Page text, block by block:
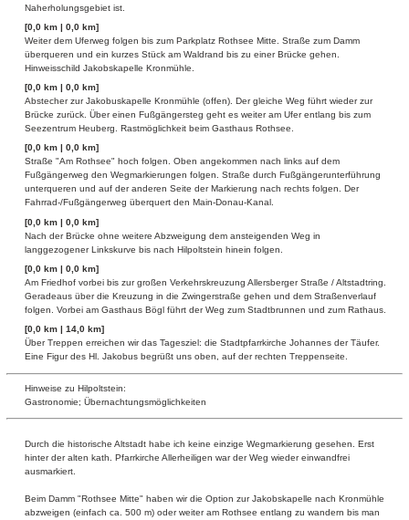
Naherholungsgebiet ist.
[0,0 km | 0,0 km]
Weiter dem Uferweg folgen bis zum Parkplatz Rothsee Mitte. Straße zum Damm
überqueren und ein kurzes Stück am Waldrand bis zu einer Brücke gehen.
Hinweisschild Jakobskapelle Kronmühle.
[0,0 km | 0,0 km]
Abstecher zur Jakobuskapelle Kronmühle (offen). Der gleiche Weg führt wieder zur
Brücke zurück. Über einen Fußgängersteg geht es weiter am Ufer entlang bis zum
Seezentrum Heuberg. Rastmöglichkeit beim Gasthaus Rothsee.
[0,0 km | 0,0 km]
Straße "Am Rothsee" hoch folgen. Oben angekommen nach links auf dem
Fußgängerweg den Wegmarkierungen folgen. Straße durch Fußgängerunterführung
unterqueren und auf der anderen Seite der Markierung nach rechts folgen. Der
Fahrrad-/Fußgängerweg überquert den Main-Donau-Kanal.
[0,0 km | 0,0 km]
Nach der Brücke ohne weitere Abzweigung dem ansteigenden Weg in
langgezogener Linkskurve bis nach Hilpoltstein hinein folgen.
[0,0 km | 0,0 km]
Am Friedhof vorbei bis zur großen Verkehrskreuzung Allersberger Straße / Altstadtring.
Geradeaus über die Kreuzung in die Zwingerstraße gehen und dem Straßenverlauf
folgen. Vorbei am Gasthaus Bögl führt der Weg zum Stadtbrunnen und zum Rathaus.
[0,0 km | 14,0 km]
Über Treppen erreichen wir das Tagesziel: die Stadtpfarrkirche Johannes der Täufer.
Eine Figur des Hl. Jakobus begrüßt uns oben, auf der rechten Treppenseite.
Hinweise zu Hilpoltstein:
Gastronomie; Übernachtungsmöglichkeiten
Durch die historische Altstadt habe ich keine einzige Wegmarkierung gesehen. Erst
hinter der alten kath. Pfarrkirche Allerheiligen war der Weg wieder einwandfrei
ausmarkiert.
Beim Damm "Rothsee Mitte" haben wir die Option zur Jakobskapelle nach Kronmühle
abzweigen (einfach ca. 500 m) oder weiter am Rothsee entlang zu wandern bis man